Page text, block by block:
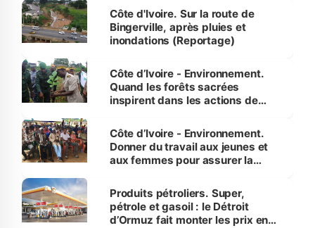
(Alassane Ouattara
Côte d'Ivoire. Sur la route de
Bingerville, après pluies et
inondations (Reportage)
Côte d’Ivoire - Environnement.
Quand les forêts sacrées
inspirent dans les actions de
Côte d’Ivoire - Environnement.
Donner du travail aux jeunes et
aux femmes pour assurer la
menacées
Produits pétroliers. Super,
pétrole et gasoil : le Détroit
d’Ormuz fait monter les prix en